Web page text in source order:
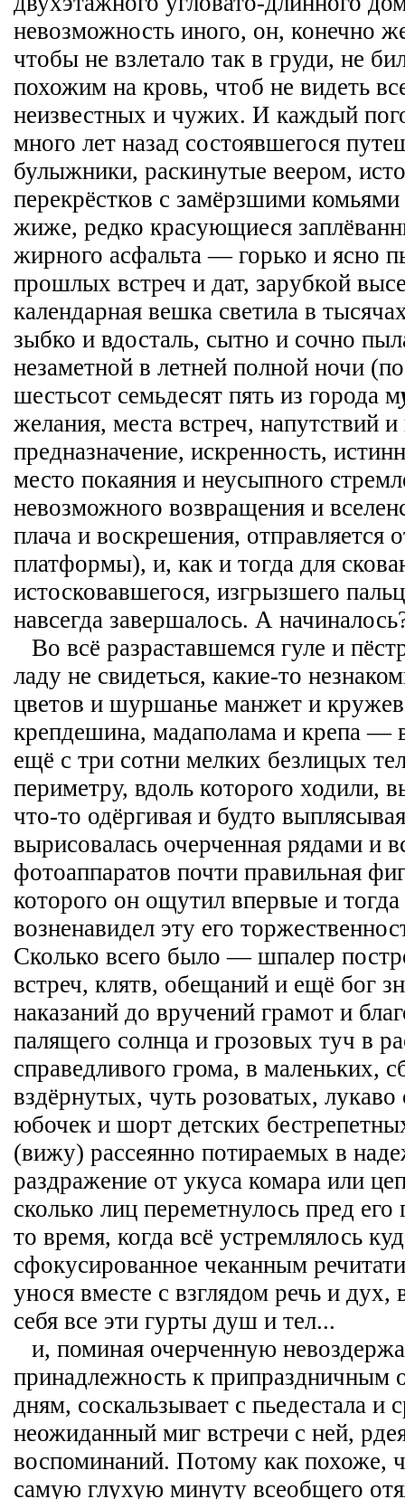
невозможность иного, он, конечно
чтобы не взлетало так в груди, не
похожим на кровь, чтоб не видеть
неизвестных и чужих. И каждый
много лет назад состоявшегося
булыжники, раскинутые веером,
перекрёстков с замёрзшими
жиже, редко красующиеся
жирного асфальта — горько и ясно
прошлых встреч и дат, зарубкой
календарная вешка светила в
зыбко и вдосталь, сытно и сочно
незаметной в летней полной ночи
шестьсот семьдесят пять из города м
желания, места встреч, напутствий
предназначение, искренность,
место покаяния и неусыпного
невозможного возвращения и
плача и воскрешения, отправляется
платформы), и, как и тогда для
истосковавшегося, изгрызшего
навсегда завершалось. А
Во всё разраставшемся гуле и
ладу не свидеться, какие-то
цветов и шуршанье манжет и
крепдешина, мадаполама и крепа —
ещё с три сотни мелких безлицых
периметру, вдоль которого ходили,
что-то одёргивая и будто
вырисовалась очерченная рядами и
фотоаппаратов почти правильная
которого он ощутил впервые и
возненавидел эту его
Сколько всего было — шпалер
встреч, клятв, обещаний и ещё бог
наказаний до вручений грамот и
палящего солнца и грозовых туч в
справедливого грома, в маленьких,
вздёрнутых, чуть розоватых,
юбочек и шорт детских
(вижу) рассеянно потираемых в
раздражение от укуса комара или
сколько лиц переметнулось пред его
то время, когда всё устремлялось
сфокусированное чеканным
унося вместе с взглядом речь и дух,
себя все эти гурты душ и тел...
и, поминая очерченную
принадлежность к припраздничным
дням, соскальзывает с пьедестала и
неожиданный миг встречи с ней,
воспоминаний. Потому как похоже,
самую глухую минуту всеобщего